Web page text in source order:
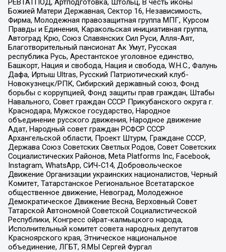
Божией Матери Державная, Сектор 16, Независимость,
Фирма, Молодежная правозащитная группа МПГ, Курсом
Правды и Единения, Каракольская инициативная группа,
Автоград Крю, Союз Славянских Сил Руси, Алля-Аят,
Благотворительный пансионат Ак Умут, Русская
республика Русь, Арестантское уголовное единство,
Башкорт, Нация и свобода, Нация и свобода, W.H.С., Фалунь
Дафа, Иртыш Ultras, Русский Патриотический клуб-
Новокузнецк/РПК, Сибирский державный союз, Фонд
борьбы с коррупцией, Фонд защиты прав граждан, Штабы
Навального, Совет граждан СССР Прикубанского округа г.
Краснодара, Мужское государство, Народное
объединение русского движения, Народное движение
Адат, Народный совет граждан РСФСР СССР
Архангельской области, Проект Штурм, Граждане СССР,
Держава Союз Советских Светлых Родов, Совет Советских
Социалистических Районов, Meta Platforms Inc, Facebook,
Instagram, WhatsApp, СИЧ-С14, Добровольческое
Движение Организации украинских националистов, Черный
Комитет, Татарстанское Региональное Всетатарское
общественное движение, Невоград, Молодежное
Демократическое Движение Весна, Верховный Совет
Татарской Автономной Советской Социалистической
Республики, Конгресс ойрат-калмыцкого народа,
Исполнительный комитет совета народных депутатов
Красноярского края, Этническое национальное
объединение, ЛГБТ, Я.МЫ Сергей Фургал